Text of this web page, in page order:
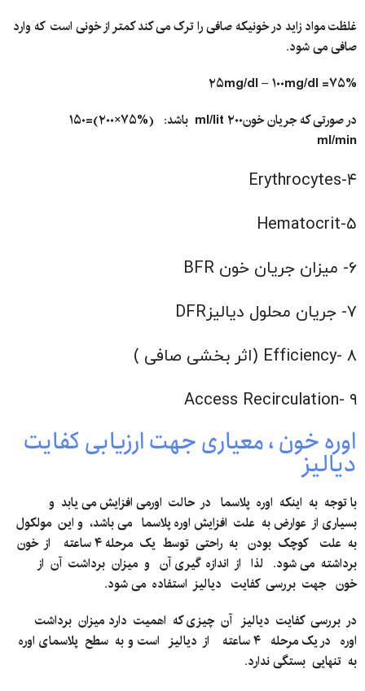
غلظت مواد زاید در خونیکه صافی را ترک می کند کمتر از خونی است که وارد
صافی می شود.
۷۵%= ۲۵mg/dl– ۱۰۰mg/dl
درصورتی که جریان خون۲۰۰ ml/lit باشد: (%۷۵×۲۰۰)=۱۵۰
ml/min
۴-Erythrocytes
۵-Hematocrit
۶- میزان جریان خون BFR
۷- جریان محلول دیالیزDFR
۸ -Efficiency (اثر بخشی صافی )
۹ -Access Recirculation
اوره خون ، معیاری جهت ارزیابی کفایت
دیالیز
با توجه به اینکه اوره پلاسما در حالت اورمی افزایش می یابد و
بسیاری از عوارض به علت افزایش اوره پلاسما میباشد، و این مولکول
به علت کوچک بودن به راحتی توسط یک مرحله ۴ ساعته از خون
برداشته میشود. لذا از اندازه گیری آن و میزان برداشت آن از
خون جهت بررسی کفایت دیالیز استفاده میشود.
در بررسی کفایت دیالیز آن چیزی که اهمیت دارد میزان برداشت
اوره در یک مرحله ۴ ساعته از دیالیز است و به سطح پلاسمای اوره
به تنهایی بستگی ندارد.